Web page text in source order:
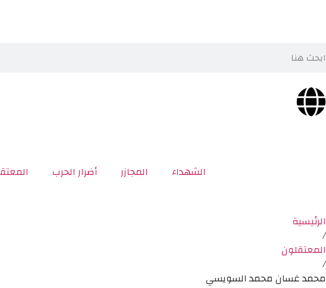
الشهداء المجازر أضرار الحرب
الرئيسية
/
المعتقلون
/
محمد غسان محمد السويسي